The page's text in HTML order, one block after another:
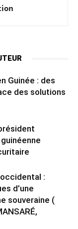
Guinée : des
des solutions
:
d’une
souveraine (